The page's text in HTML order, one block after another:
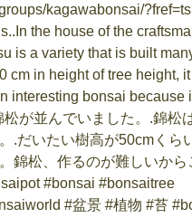
kagawabonsai/?fref=ts